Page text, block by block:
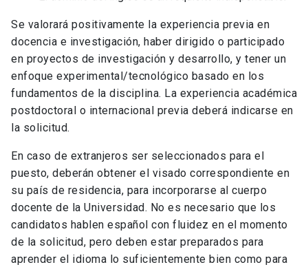
Se valorará positivamente la experiencia previa en
docencia e investigación, haber dirigido o participado
en proyectos de investigación y desarrollo, y tener un
enfoque experimental/tecnológico basado en los
fundamentos de la disciplina. La experiencia académica
postdoctoral o internacional previa deberá indicarse en
la solicitud.
En caso de extranjeros ser seleccionados para el
puesto, deberán obtener el visado correspondiente en
su país de residencia, para incorporarse al cuerpo
docente de la Universidad. No es necesario que los
candidatos hablen español con fluidez en el momento
de la solicitud, pero deben estar preparados para
aprender el idioma lo suficientemente bien como para